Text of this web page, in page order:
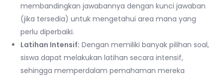
membandingkan jawabannya dengan kunci jawaban
(jika tersedia) untuk mengetahui area mana yang
perlu diperbaiki.
Latihan Intensif: Dengan memiliki banyak pilihan soal,
siswa dapat melakukan latihan secara intensif,
sehingga memperdalam pemahaman mereka